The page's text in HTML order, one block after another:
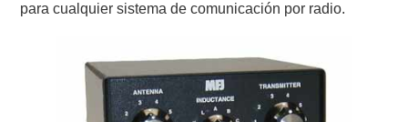
AUTENTIFICACIÓN DE MIEMBROS DEL
para cualquier sistema de comunicación por radio.